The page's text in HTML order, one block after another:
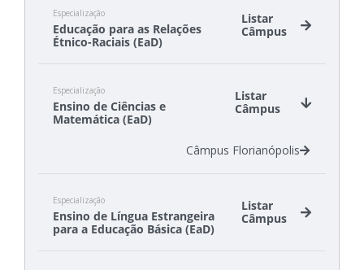
Especialização
Educação para as Relações
Étnico-Raciais (EaD)
Listar
Câmpus
Câmpus São Miguel do Oeste
Especialização
Ensino de Ciências e
Matemática (EaD)
Listar
Câmpus
Câmpus Florianópolis
Especialização
Ensino de Língua Estrangeira
para a Educação Básica (EaD)
Listar
Câmpus